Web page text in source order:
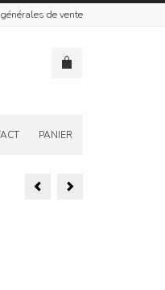
de vente
PANIER